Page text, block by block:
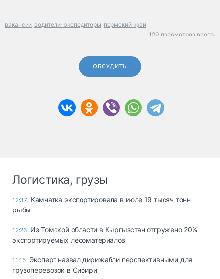
вакансии водители-экспедиторы пермский край
120 просмотров всего.
ОБСУДИТЬ
Логистика, грузы
12:37
Камчатка экспортировала в июле 19 тысяч тонн
рыбы
12:26 Из Томской области в Кыргызстан отгружено 20%
экспортируемых лесоматериалов
11:15 Эксперт назвал дирижабли перспективными для
грузоперевозок в Сибири